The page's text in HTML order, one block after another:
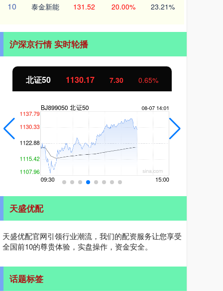
10 泰金新能 131.52 20.00% 23.21%
沪深京行情 实时轮播
北证50 1130.27 7.39 0.66%
天盛优配
天盛优配官网引领行业潮流，我们的配资服务让您享受
全国前10的尊贵体验，实盘操作，资金安全。
话题标签